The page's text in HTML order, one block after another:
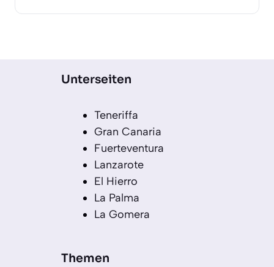
Unterseiten
Teneriffa
Gran Canaria
Fuerteventura
Lanzarote
El Hierro
La Palma
La Gomera
Themen